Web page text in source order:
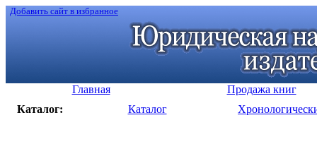
Добавить сайт в избранное
Главная
Продажа книг
Каталог:
Каталог